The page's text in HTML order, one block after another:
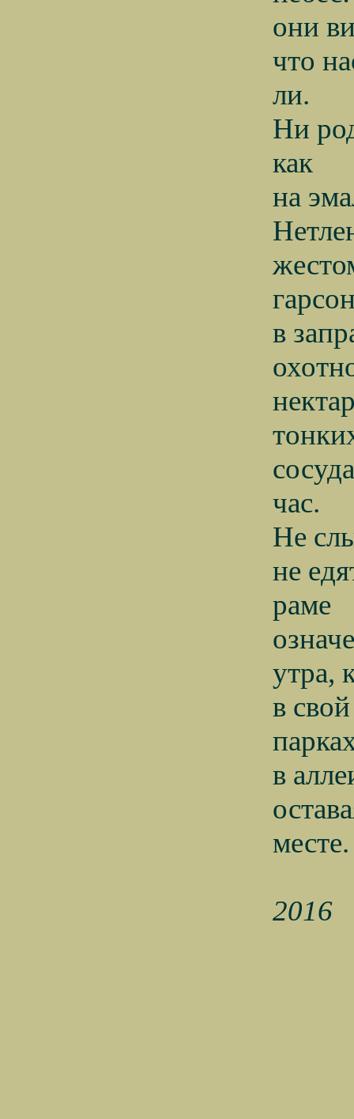
они
что
ли.
Ни
как
на
в
час.
Не
не
раме
утра,
в
в
месте.
2016